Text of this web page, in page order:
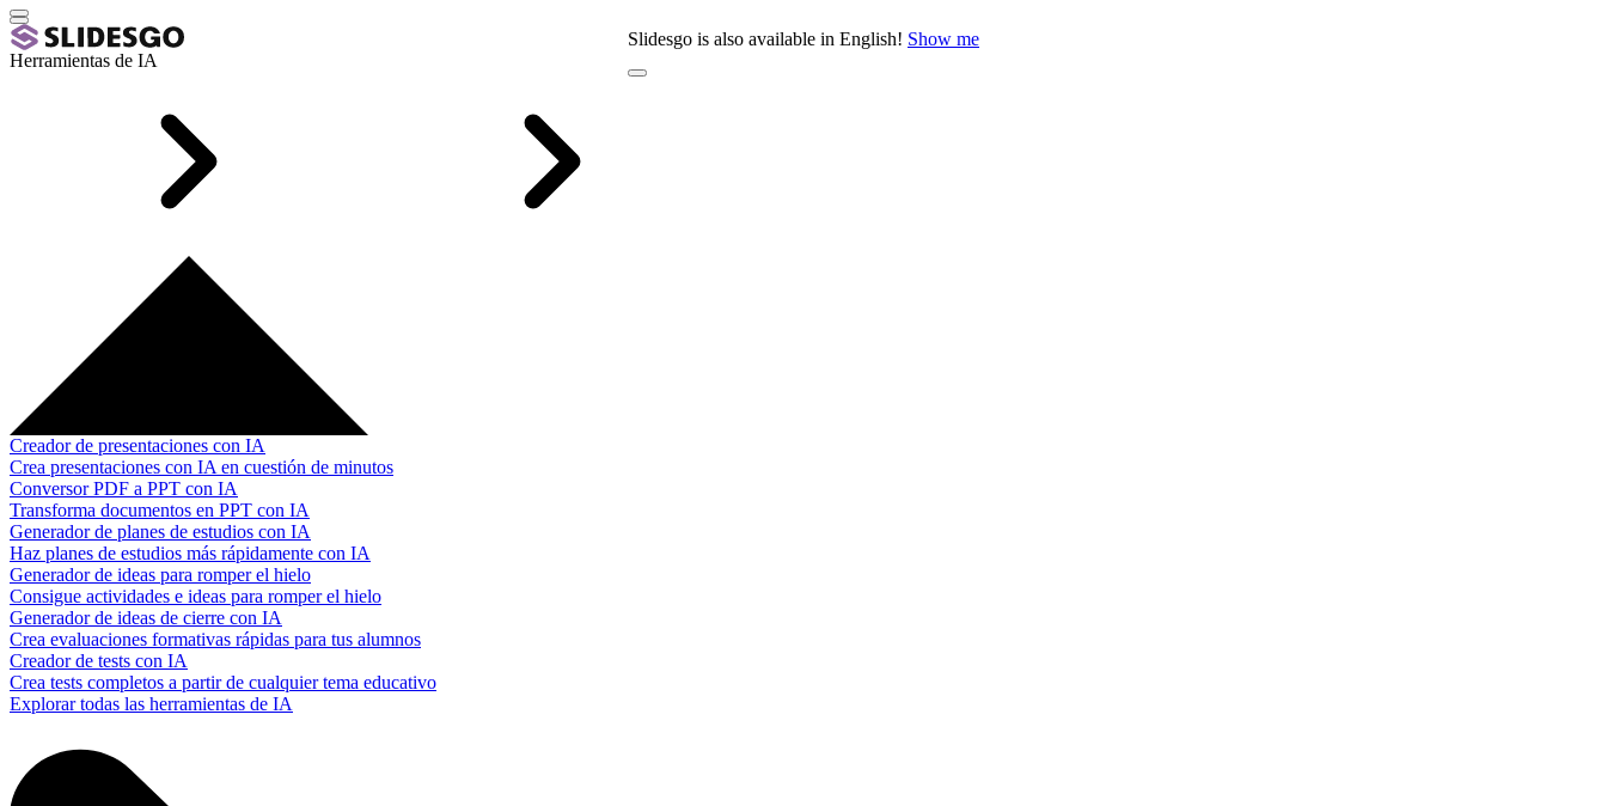
Slidesgo is also available in English! Show me
Herramientas de IA
Creador de presentaciones con IA
Crea presentaciones con IA en cuestión de minutos
Conversor PDF a PPT con IA
Transforma documentos en PPT con IA
Generador de planes de estudios con IA
Haz planes de estudios más rápidamente con IA
Generador de ideas para romper el hielo
Consigue actividades e ideas para romper el hielo
Generador de ideas de cierre con IA
Crea evaluaciones formativas rápidas para tus alumnos
Creador de tests con IA
Crea tests completos a partir de cualquier tema educativo
Explorar todas las herramientas de IA